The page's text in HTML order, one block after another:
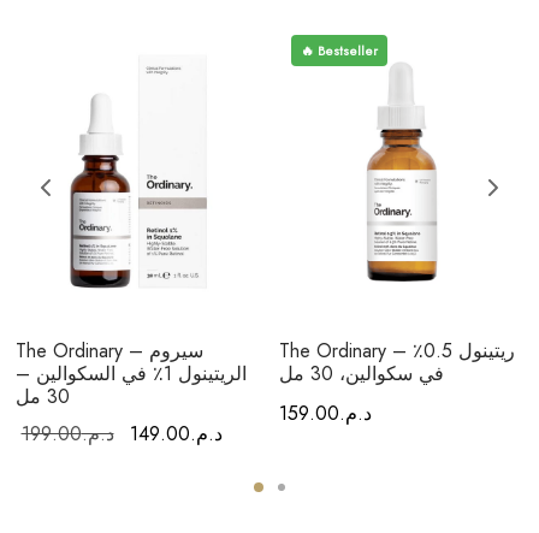
The Ordinary – سيروم
الريتينول 1٪ في السكوالين –
30 مل
د.م.199.00
السعر
د.م.149.00
🔥 Bestseller
The Ordinary – ريتينول 0.5٪
في سكوالين، 30 مل
د.م.159.00